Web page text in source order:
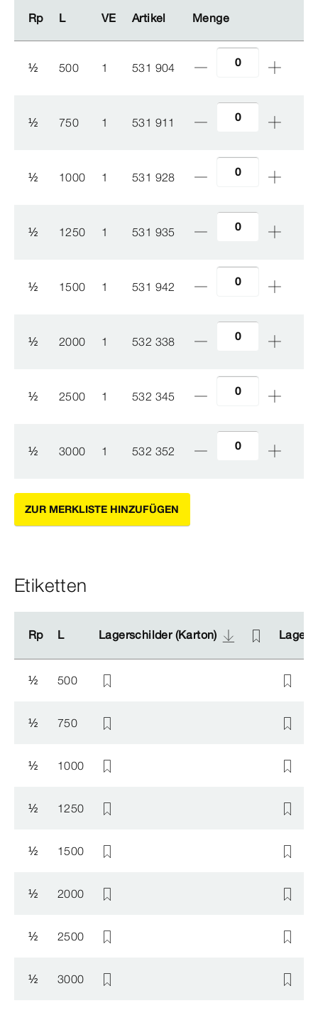
Rp L VE Artikel Menge
Rp L VE Artikel Menge
½ 500 1 531 904
½ 750 1 531 911
½ 1000 1 531 928
½ 1250 1 531 935
½ 1500 1 531 942
½ 2000 1 532 338
½ 2500 1 532 345
½ 3000 1 532 352
ZUR MERKLISTE HINZUFÜGEN
Etiketten
Rp L Lagerschilder (Karton)
Rp L Lagerschilder (Karton)
½ 500
½ 750
½ 1000
½ 1250
½ 1500
½ 2000
½ 2500
½ 3000